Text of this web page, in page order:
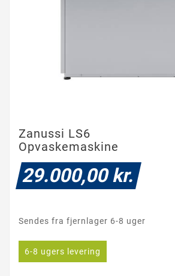
Zanussi LS6
Opvaskemaskine
29.000,00 kr.
Sendes fra fjernlager 6-8 uger
6-8 ugers levering